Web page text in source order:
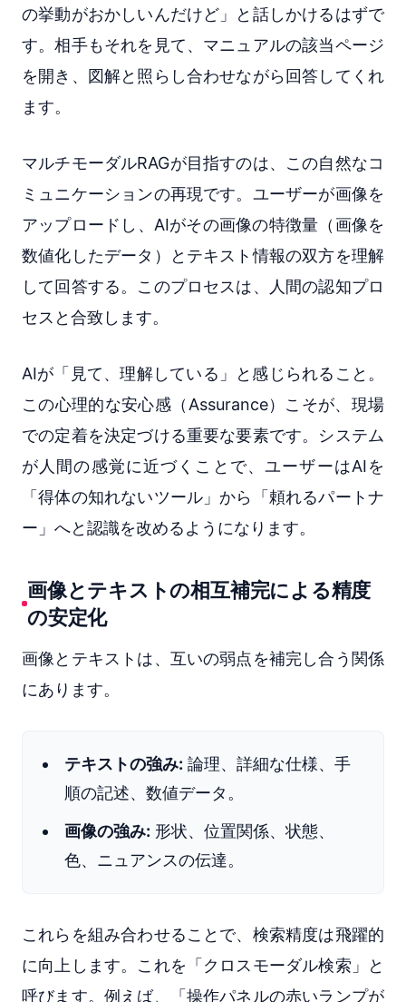
の挙動がおかしいんだけど」と話しかけるはずで
す。相手もそれを見て、マニュアルの該当ページ
を開き、図解と照らし合わせながら回答してくれ
ます。
マルチモーダルRAGが目指すのは、この自然なコ
ミュニケーションの再現です。ユーザーが画像を
アップロードし、AIがその画像の特徴量（画像を
数値化したデータ）とテキスト情報の双方を理解
して回答する。このプロセスは、人間の認知プロ
セスと合致します。
AIが「見て、理解している」と感じられること。
この心理的な安心感（Assurance）こそが、現場
での定着を決定づける重要な要素です。システム
が人間の感覚に近づくことで、ユーザーはAIを
「得体の知れないツール」から「頼れるパートナ
ー」へと認識を改めるようになります。
画像とテキストの相互補完による精度
の安定化
画像とテキストは、互いの弱点を補完し合う関係
にあります。
テキストの強み: 論理、詳細な仕様、手
順の記述、数値データ。
画像の強み: 形状、位置関係、状態、
色、ニュアンスの伝達。
これらを組み合わせることで、検索精度は飛躍的
に向上します。これを「クロスモーダル検索」と
呼びます。例えば、「操作パネルの赤いランプが